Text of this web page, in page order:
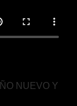
NUEVO Y